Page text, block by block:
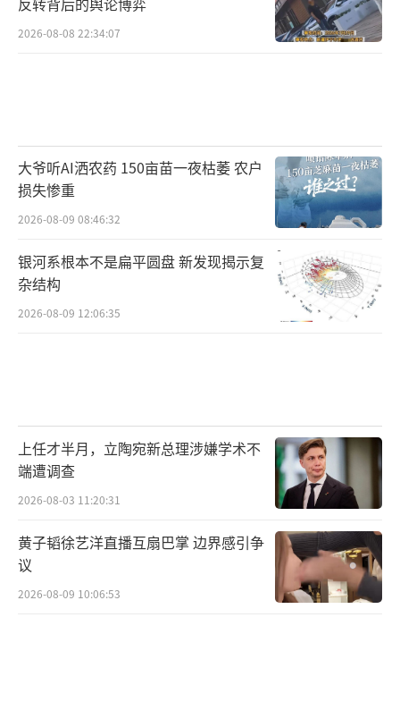
2026-08-08 22:34:07
大爷听AI洒农药 150亩苗一夜枯萎 农户
损失惨重
2026-08-09 08:46:32
银河系根本不是扁平圆盘 新发现揭示复
杂结构
2026-08-09 12:06:35
上任才半月，立陶宛新总理涉嫌学术不
端遭调查
2026-08-03 11:20:31
黄子韬徐艺洋直播互扇巴掌 边界感引争
议
2026-08-09 10:06:53